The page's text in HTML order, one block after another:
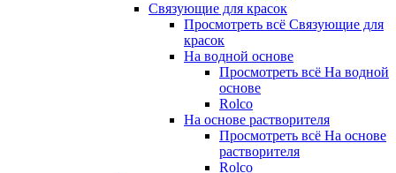
Связующие для красок
Просмотреть всё Связующие для
красок
На водной основе
Просмотреть всё На водной
основе
Rolco
На основе растворителя
Просмотреть всё На основе
растворителя
Rolco